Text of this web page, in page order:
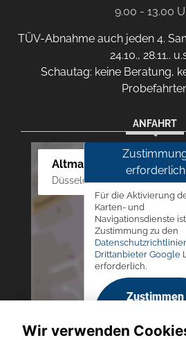
9.00 - 13.00
TÜV-Abnahme auch jeden 4.
24.10., 28.11..
Schautag: keine Beratung,
ANFAHRT
Altmann Autoland
Düsseldorfer Str. 69 - 79,
erforderlich
Für die Aktivierung
Karten- und
Navigationsdienste
Zustimmung zu den
Drittanbieter Google
erforderlich.
Zustimmen
aktivieren
Wir verwenden